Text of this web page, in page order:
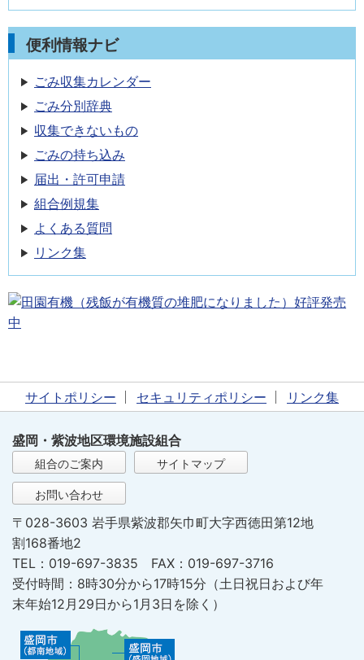
便利情報ナビ
ごみ収集カレンダー
ごみ分別辞典
収集できないもの
ごみの持ち込み
届出・許可申請
組合例規集
よくある質問
リンク集
サイトポリシー セキュリティポリシー リンク集
盛岡・紫波地区環境施設組合
組合のご案内 サイトマップ
お問い合わせ
〒028-3603 岩手県紫波郡矢巾町大字西徳田第12地
割168番地2
TEL：019-697-3835 FAX：019-697-3716
受付時間：8時30分から17時15分（土日祝日および年
末年始12月29日から1月3日を除く）